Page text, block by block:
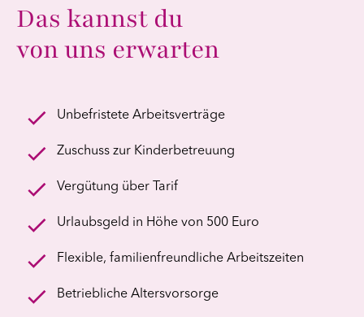
Das kannst du
von uns erwarten
Unbefristete Arbeitsverträge
Zuschuss zur Kinderbetreuung
Vergütung über Tarif
Urlaubsgeld in Höhe von 500 Euro
Flexible, familienfreundliche Arbeitszeiten
Betriebliche Altersvorsorge